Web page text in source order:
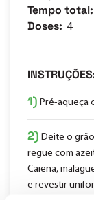
Tempo total:
Doses: 4
1) Pré-aqueça
2) Deite o
regue com
Caiena,
e revestir